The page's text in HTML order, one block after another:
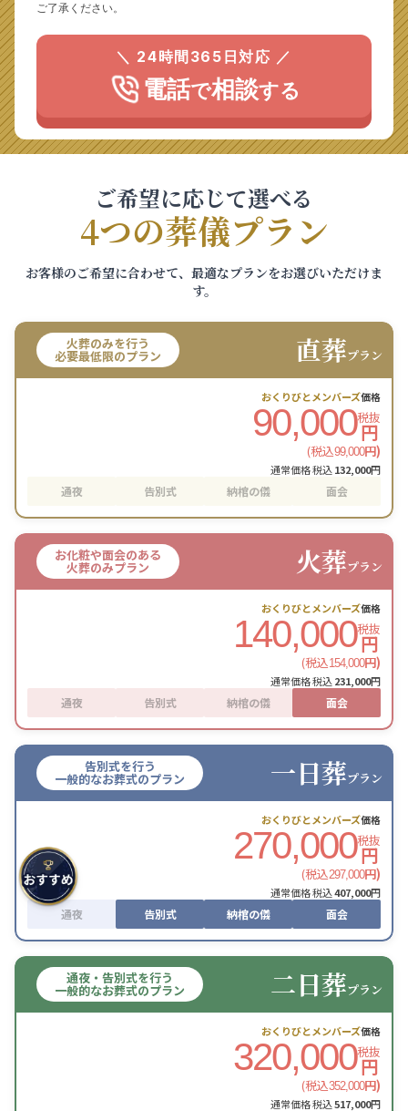
ご了承ください。
＼ 24時間365日対応 ／
電話で相談する
ご希望に応じて選べる
4つの葬儀プラン
お客様のご希望に合わせて、最適なプランをお選びいただけま
す。
火葬のみを行う
必要最低限のプラン 直葬プラン
おくりびとメンバーズ価格
90,000税抜
円
(税込99,000円)
通常価格 税込132,000円
通夜 告別式 納棺の儀 面会
お化粧や面会のある
火葬のみプラン 火葬プラン
おくりびとメンバーズ価格
140,000税抜
円
(税込154,000円)
通常価格 税込231,000円
通夜 告別式 納棺の儀 面会
告別式を行う
一般的なお葬式のプラン 一日葬プラン
おくりびとメンバーズ価格
270,000税抜
円
(税込297,000円)
通常価格 税込407,000円
通夜 告別式 納棺の儀 面会
通夜・告別式を行う
一般的なお葬式のプラン 二日葬プラン
おくりびとメンバーズ価格
320,000税抜
円
(税込352,000円)
通常価格 税込517,000円